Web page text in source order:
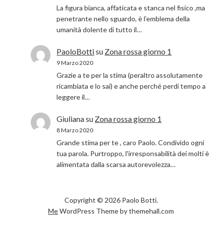
La figura bianca, affaticata e stanca nel fisico ,ma
penetrante nello sguardo, è l’emblema della
umanità dolente di tutto il…
PaoloBottisu Zona rossa giorno 1
9 Marzo 2020
Grazie a te per la stima (peraltro assolutamente
ricambiata e lo sai) e anche perché perdi tempo a
leggere il…
Giulianasu Zona rossa giorno 1
8 Marzo 2020
Grande stima per te , caro Paolo. Condivido ogni
tua parola. Purtroppo, l'irresponsabilità dei molti è
alimentata dalla scarsa autorevolezza…
Copyright © 2026 Paolo Botti.
MeWordPress Theme by themehall.com